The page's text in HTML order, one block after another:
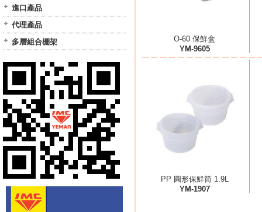
進口產品
代理產品
多層組合棚架
O-60 保鮮盒
YM-9605
PP 圓形保鮮筒 1.9L
YM-1907